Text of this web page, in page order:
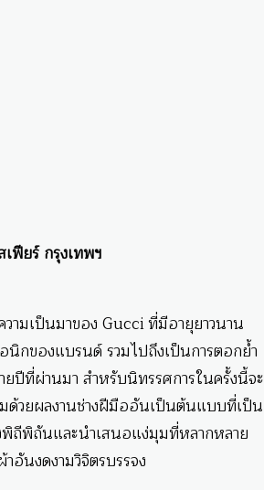
ฟียร์ กรุงเทพฯ
ามเป็นมาของ Gucci ที่มีอายุยาวนาน
กของแบรนด์ รวมไปถึงเป็นการตอกย้ำ
ยปีที่ผ่านมา สำหรับนิทรรศการในครั้งนี้จะ
มด้วยผลงานช่างฝีมืออันเป็นต้นแบบที่เป็น
ถีพิถันและนำเสนอแง่มุมที่หลากหลาย
อันงดงามวิจิตรบรรจง